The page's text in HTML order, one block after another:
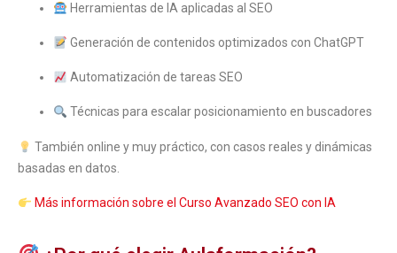
Herramientas de IA aplicadas al SEO
Generación de contenidos optimizados con ChatGPT
Automatización de tareas SEO
Técnicas para escalar posicionamiento en buscadores
También online y muy práctico, con casos reales y dinámicas
basadas en datos.
Más información sobre el Curso Avanzado SEO con IA